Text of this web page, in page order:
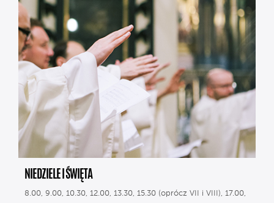
NIEDZIELE I ŚWIĘTA
8.00, 9.00, 10.30, 12.00, 13.30, 15.30 (oprócz VII i VIII), 17.00,